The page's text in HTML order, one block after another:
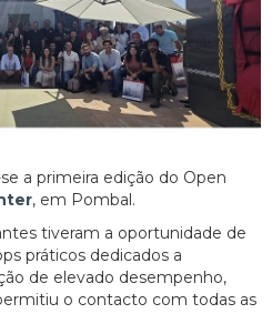
a primeira edição do Open
, em Pombal.
tiveram a oportunidade de
práticos dedicados a
de elevado desempenho,
o contacto com todas as